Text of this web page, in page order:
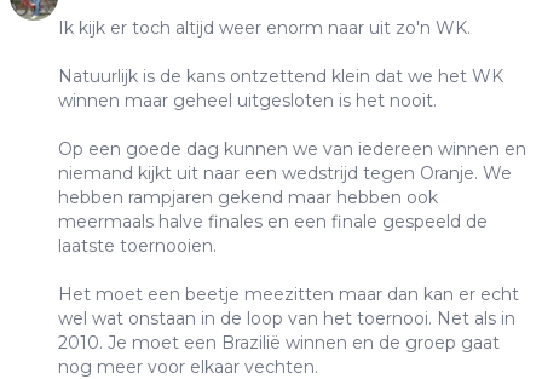
Ik kijk er toch altijd weer enorm naar uit zo'n WK.
Natuurlijk is de kans ontzettend klein dat we het WK
winnen maar geheel uitgesloten is het nooit.
Op een goede dag kunnen we van iedereen winnen en
niemand kijkt uit naar een wedstrijd tegen Oranje. We
hebben rampjaren gekend maar hebben ook
meermaals halve finales en een finale gespeeld de
laatste toernooien.
Het moet een beetje meezitten maar dan kan er echt
wel wat onstaan in de loop van het toernooi. Net als in
2010. Je moet een Brazilië winnen en de groep gaat
nog meer voor elkaar vechten.